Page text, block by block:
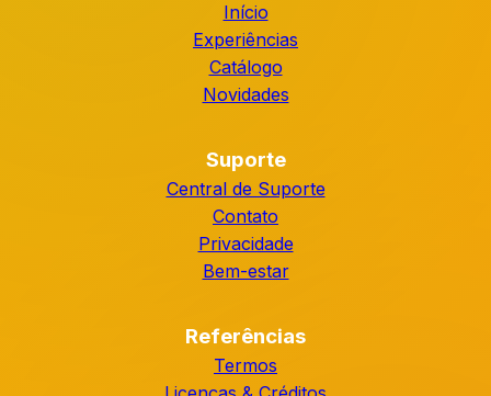
Início
Experiências
Catálogo
Novidades
Suporte
Central de Suporte
Contato
Privacidade
Bem-estar
Referências
Termos